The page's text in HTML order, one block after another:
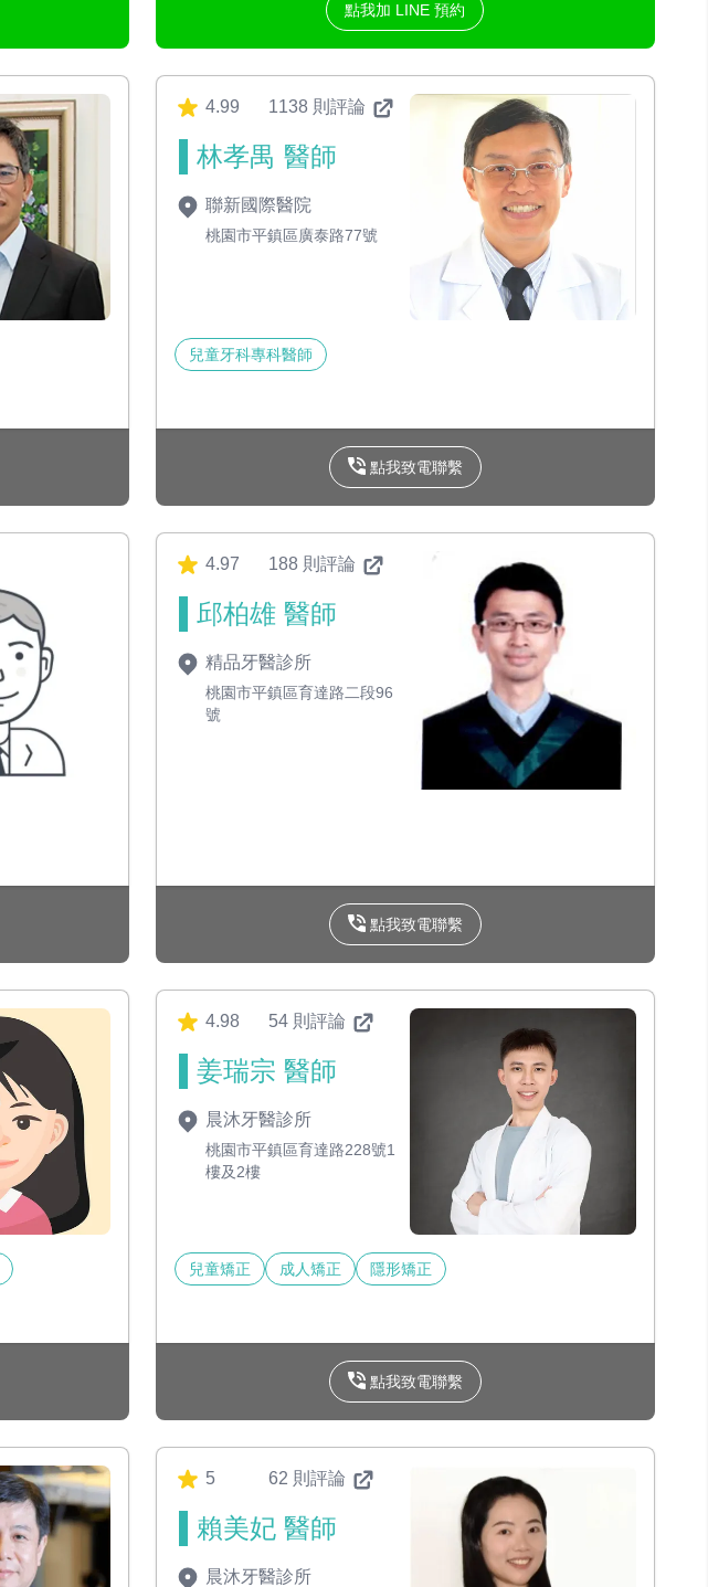
點我加 LINE 預約
4.99 1138 則評論
林孝禺 醫師
聯新國際醫院
桃園市平鎮區廣泰路77號
兒童牙科專科醫師
點我致電聯繫
4.97 188 則評論
邱柏雄 醫師
精品牙醫診所
桃園市平鎮區育達路二段96
號
點我致電聯繫
4.98 54 則評論
姜瑞宗 醫師
晨沐牙醫診所
桃園市平鎮區育達路228號1
樓及2樓
兒童矯正 成人矯正 隱形矯正
點我致電聯繫
5 62 則評論
賴美妃 醫師
晨沐牙醫診所